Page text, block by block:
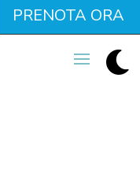
PRENOTA ORA
